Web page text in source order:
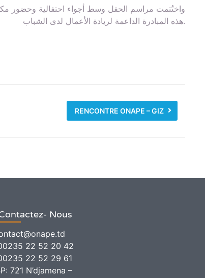
واختُتمت مراسم الحفل وسط أجواء احتفالية وحضور
هذه المبادرة الداعمة لريادة الأعمال لدى الشباب.
RENCONTRE ONAPE – GIZ
Nous
22 52 20 42
22 52 29 61
721 N’djamena –